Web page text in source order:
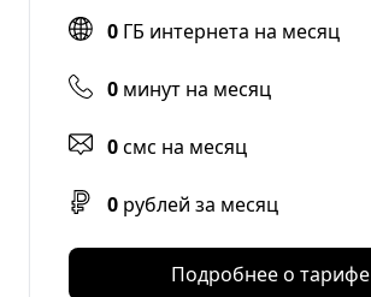
0 ГБ интернета на месяц
0 минут на месяц
0смс на месяц
0 рублей за месяц
Подробнее о тарифе